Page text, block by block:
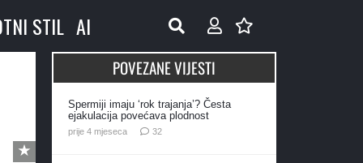
STIL AI
POVEZANE VIJESTI
Spermiji imaju ‘rok trajanja’? Česta
ejakulacija povećava plodnost
prije 4 mjeseca 32komentara